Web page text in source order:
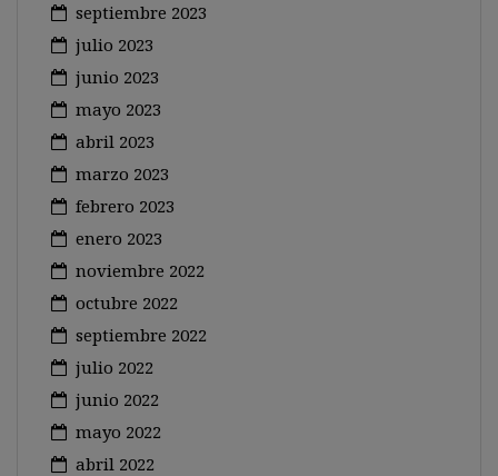
septiembre 2023
julio 2023
junio 2023
mayo 2023
abril 2023
marzo 2023
febrero 2023
enero 2023
noviembre 2022
octubre 2022
septiembre 2022
julio 2022
junio 2022
mayo 2022
abril 2022